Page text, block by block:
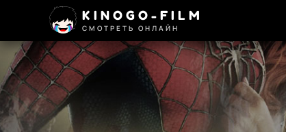
KINOGO-FILM
СМОТРЕТЬ ОНЛАЙН